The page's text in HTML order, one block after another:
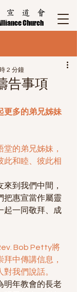
宣道會
Church
告事項
2 分鐘
更多的弟兄姊妹
的弟兄姊妹，
此和睦、彼此相
到我們中間，
把惠宣當作屬靈
起一同敬拜、成
Bob Petty將
中傳講信息，
我們說話。
明年教會的長老